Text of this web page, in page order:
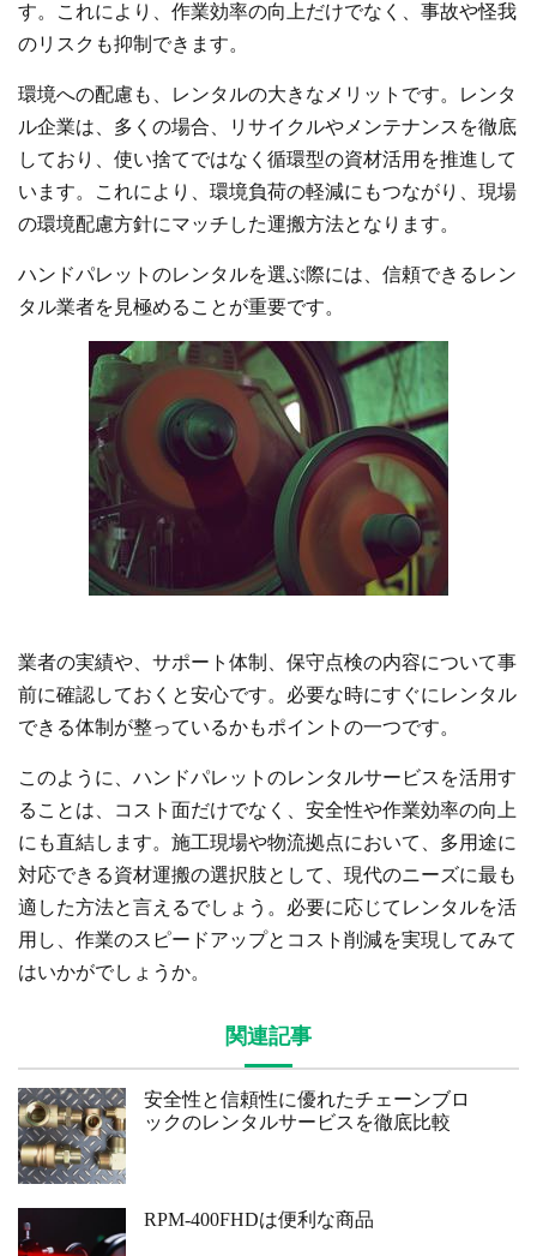
す。これにより、作業効率の向上だけでなく、事故や怪我
のリスクも抑制できます。
環境への配慮も、レンタルの大きなメリットです。レンタ
ル企業は、多くの場合、リサイクルやメンテナンスを徹底
しており、使い捨てではなく循環型の資材活用を推進して
います。これにより、環境負荷の軽減にもつながり、現場
の環境配慮方針にマッチした運搬方法となります。
ハンドパレットのレンタルを選ぶ際には、信頼できるレン
タル業者を見極めることが重要です。
業者の実績や、サポート体制、保守点検の内容について事
前に確認しておくと安心です。必要な時にすぐにレンタル
できる体制が整っているかもポイントの一つです。
このように、ハンドパレットのレンタルサービスを活用す
ることは、コスト面だけでなく、安全性や作業効率の向上
にも直結します。施工現場や物流拠点において、多用途に
対応できる資材運搬の選択肢として、現代のニーズに最も
適した方法と言えるでしょう。必要に応じてレンタルを活
用し、作業のスピードアップとコスト削減を実現してみて
はいかがでしょうか。
関連記事
安全性と信頼性に優れたチェーンブロ
ックのレンタルサービスを徹底比較
RPM-400FHDは便利な商品